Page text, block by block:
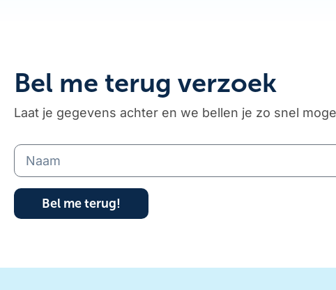
Bel me terug verzoek
Laat je gegevens achter en we bellen je zo snel
Bel me terug!